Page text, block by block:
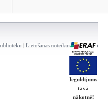
| Lietošanas noteikumi | Kontakti
Ieguldījums
tavā
nākotnē!